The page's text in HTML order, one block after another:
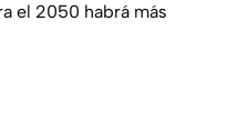
el 2050 habrá más